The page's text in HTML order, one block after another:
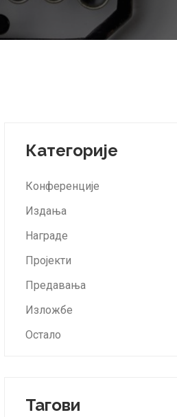
Категорије
Конференције
Издања
Награде
Пројекти
Предавања
Изложбе
Остало
Тагови